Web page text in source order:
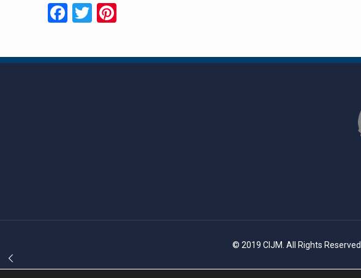
Facebook
Twitter
© 2019 CIJM. All Rights Reserved.